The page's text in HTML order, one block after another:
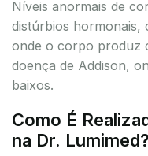
Níveis anormais de
distúrbios hormonais,
onde o corpo produz
doença de Addison,
baixos.
Como É
na Dr. Lumimed?